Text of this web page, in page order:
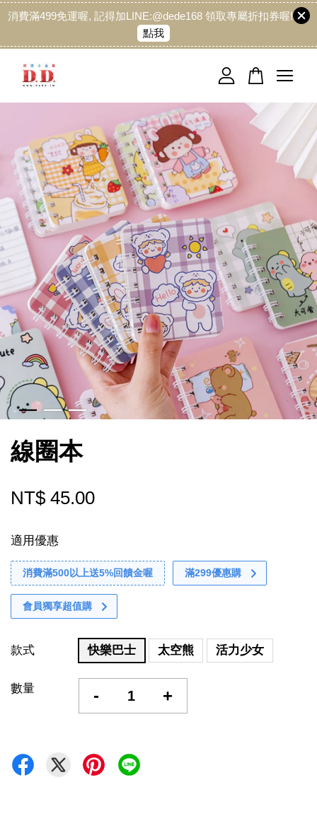
消費滿499免運喔, 記得加LINE:@dede168 領取專屬折扣券喔!
點我
線圈本
NT$ 45.00
適用優惠
消費滿500以上送5%回饋金喔 滿299優惠購
會員獨享超值購
款式 快樂巴士 太空熊 活力少女
數量 - +
您的購物車目前還是空的。
繼續購物